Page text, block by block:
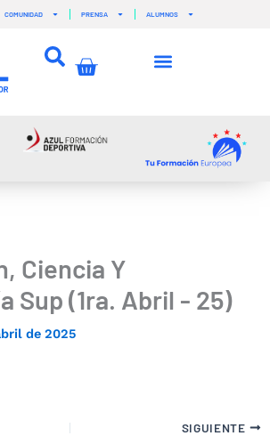
COMUNIDAD PRENSA ALUMNOS
Carrito
Ciencia Y
Sup (1ra. Abril - 25)
de 2025
SIGUIENTE